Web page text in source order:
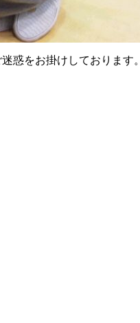
惑をお掛けしております。